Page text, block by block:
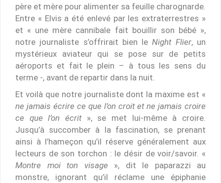
père et mère pour alimenter sa feuille charognarde.
Entre « Elvis a été enlevé par les extraterrestres »
et « une mère cannibale fait bouillir son bébé »,
notre journaliste s’offrirait bien leNight Flier, un
mystérieux aviateur qui se pose sur de petits
aéroports et fait le plein – à tous les sens du
terme -, avant de repartir dans la nuit.
Et voilà que notre journaliste dont la maxime est «
ne jamais écrire ce que l’on croit et ne jamais croire
ce que l’on écrit», se met lui-même à croire.
Jusqu’à succomber à la fascination, se prenant
ainsi à l’hameçon qu’il réserve généralement aux
lecteurs de son torchon : le désir de voir/savoir. «
Montre moi ton visage », dit le paparazzi au
monstre, ignorant qu’il réclame une épiphanie